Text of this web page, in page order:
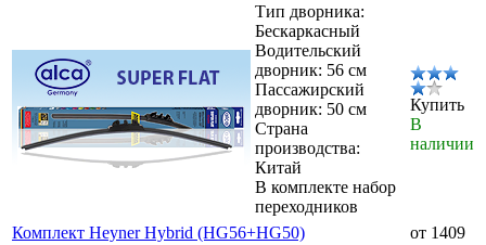
Тип дворника:
Бескаркасный
Водительский
дворник: 56 см
Пассажирский
дворник: 50 см
Страна
производства:
Китай
В комплекте набор
переходников
Купить
В
наличии
Комплект Heyner Hybrid (HG56+HG50)
от 1409